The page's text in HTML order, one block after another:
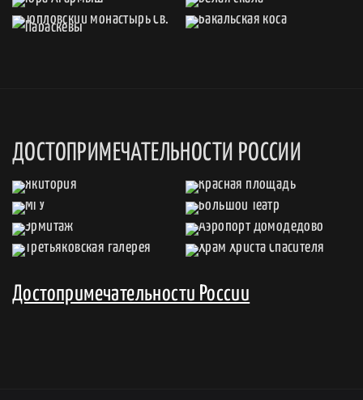
ДОСТОПРИМЕЧАТЕЛЬНОСТИ РОССИИ
Достопримечательности России